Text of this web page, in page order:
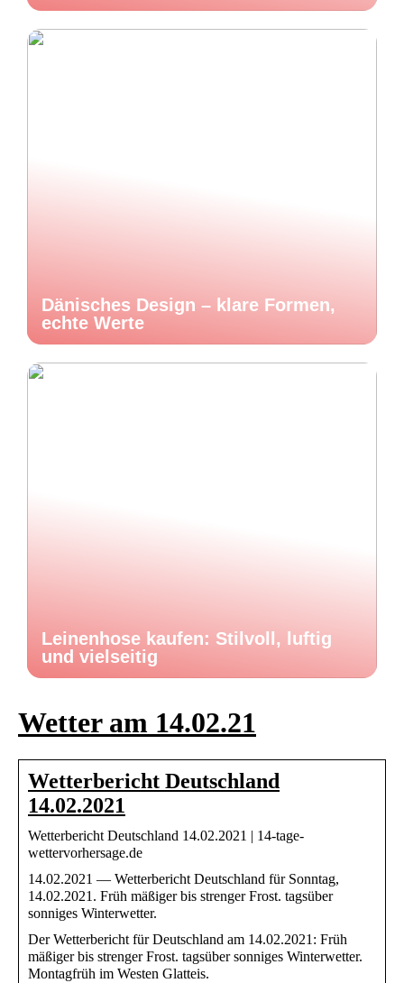
Dänisches Design – klare Formen,
echte Werte
Leinenhose kaufen: Stilvoll, luftig
und vielseitig
Wetter am 14.02.21
Wetterbericht Deutschland
14.02.2021
Wetterbericht Deutschland 14.02.2021 | 14-tage-
wettervorhersage.de
14.02.2021 — Wetterbericht Deutschland für Sonntag,
14.02.2021. Früh mäßiger bis strenger Frost. tagsüber
sonniges Winterwetter.
Der Wetterbericht für Deutschland am 14.02.2021: Früh
mäßiger bis strenger Frost. tagsüber sonniges Winterwetter.
Montagfrüh im Westen Glatteis.